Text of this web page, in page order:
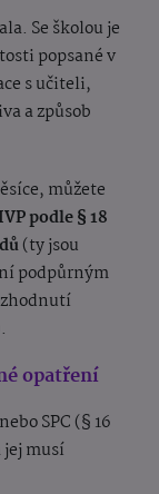
Se školou je
popsané v
s učiteli,
a způsob
můžete
podle § 18
(ty jsou
podpůrným
opatření
SPC (§ 16
musí